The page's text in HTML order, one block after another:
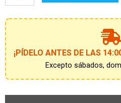
5-
AÑOS
cantidad
¡PÍDELO ANTES DE LAS
Excepto sábados,